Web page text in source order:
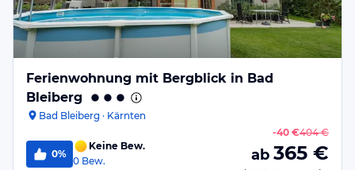
Ferienwohnung mit Bergblick in Bad
Bleiberg
Bad Bleiberg · Kärnten
0%
Keine Bew.
0 Bew.
-40 €404 €
ab 365 €